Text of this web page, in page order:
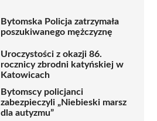
Bytomska Policja zatrzymała
poszukiwanego mężczyznę
Uroczystości z okazji 86.
rocznicy zbrodni katyńskiej w
Katowicach
Bytomscy policjanci
zabezpieczyli „Niebieski marsz
dla autyzmu”